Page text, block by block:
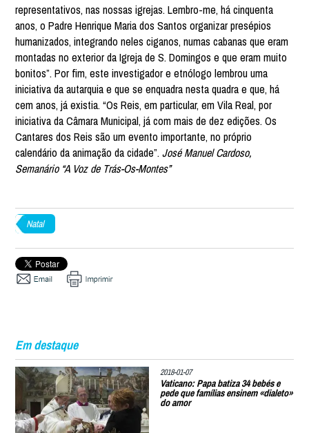
representativos, nas nossas igrejas. Lembro-me, há cinquenta
anos, o Padre Henrique Maria dos Santos organizar presépios
humanizados, integrando neles ciganos, numas cabanas que eram
montadas no exterior da Igreja de S. Domingos e que eram muito
bonitos”. Por fim, este investigador e etnólogo lembrou uma
iniciativa da autarquia e que se enquadra nesta quadra e que, há
cem anos, já existia. “Os Reis, em particular, em Vila Real, por
iniciativa da Câmara Municipal, já com mais de dez edições. Os
Cantares dos Reis são um evento importante, no próprio
calendário da animação da cidade”.José Manuel Cardoso,
Semanário “A Voz de Trás-Os-Montes”
Natal
Em destaque
2018-01-07
Vaticano: Papa batiza 34 bebés e
pede que famílias ensinem «dialeto»
do amor